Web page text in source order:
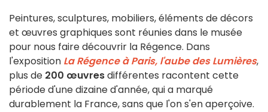
Peintures, sculptures, mobiliers, éléments de décors
et œuvres graphiques sont réunies dans le musée
pour nous faire découvrir la Régence. Dans
l'exposition La Régence à Paris, l'aube des Lumières,
plus de 200 œuvresdifférentes racontent cette
période d'une dizaine d'année, qui a marqué
durablement la France, sans que l'on s'en aperçoive.